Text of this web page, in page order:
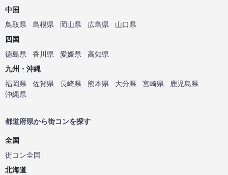
中国
鳥取県
島根県 岡山県 広島県
山口県
四国
徳島県
香川県 愛媛県
高知県
九州・沖縄
福岡県
佐賀県 長崎県 熊本県 大分県 宮崎県
鹿児島県
沖縄県
都道府県から街コンを探す
全国
街コン全国
北海道